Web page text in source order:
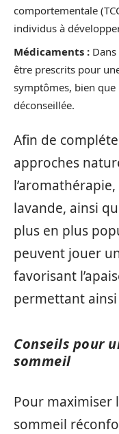
comportementale
individus à
Médicaments :
être prescrits pour
symptômes, bien
déconseillée.
Afin de
approches
lavande, ainsi
plus en plus
peuvent jouer
favorisant
permettant
Conseils pour
sommeil
Pour maximiser
sommeil